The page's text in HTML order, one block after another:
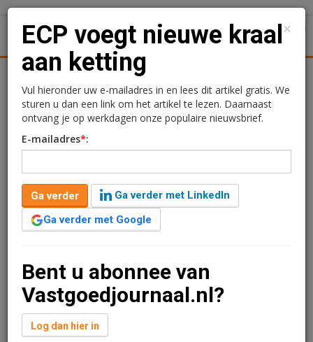
Achtergronden
ECP voegt nieuwe kraal
aan ketting
Rogier Hentenaar
28 januari 2016 om 08:20
1 minuut leestijd
Het in Nederland beursgenoteerde winkelfonds
Perugia.
Verder lezen?
×
ECP voegt nieuwe kraal
aan ketting
Vul hieronder uw e-mailadres in en lees dit artikel gratis. We
sturen u dan een link om het artikel te lezen. Daarnaast
ontvang je op werkdagen onze populaire nieuwsbrief.
E-mailadres*:
Ga verder
Ga verder met LinkedIn
Ga verder met Google
Bent u abonnee van
Vastgoedjournaal.nl?
Log dan hier in